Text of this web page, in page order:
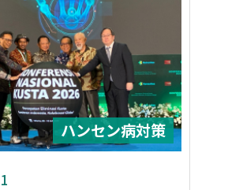
ハンセン病対策